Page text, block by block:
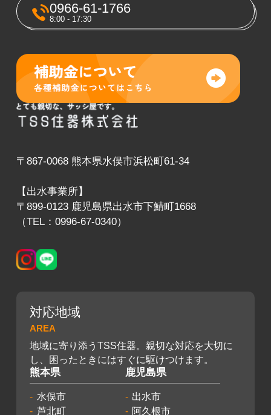
0966-61-1766
8:00 - 17:30
〒867-0068 熊本県水俣市浜松町61-34
【出水事業所】
〒899-0123 鹿児島県出水市下鯖町1668
（TEL：0996-67-0340）
対応地域
AREA
地域に寄り添うTSS住器。親切な対応を大切に
し、困ったときにはすぐに駆けつけます。
熊本県
水俣市
芦北町
鹿児島県
出水市
阿久根市